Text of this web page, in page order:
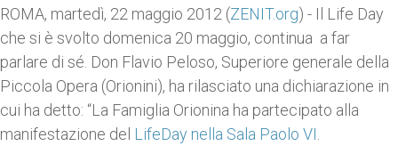
ROMA, martedì, 22 maggio 2012 (ZENIT.org) - Il Life Day
che si è svolto domenica 20 maggio, continua a far
parlare di sé. Don Flavio Peloso, Superiore generale della
Piccola Opera (Orionini), ha rilasciato una dichiarazione in
cui ha detto: “La Famiglia Orionina ha partecipato alla
manifestazione del LifeDay nella Sala Paolo VI